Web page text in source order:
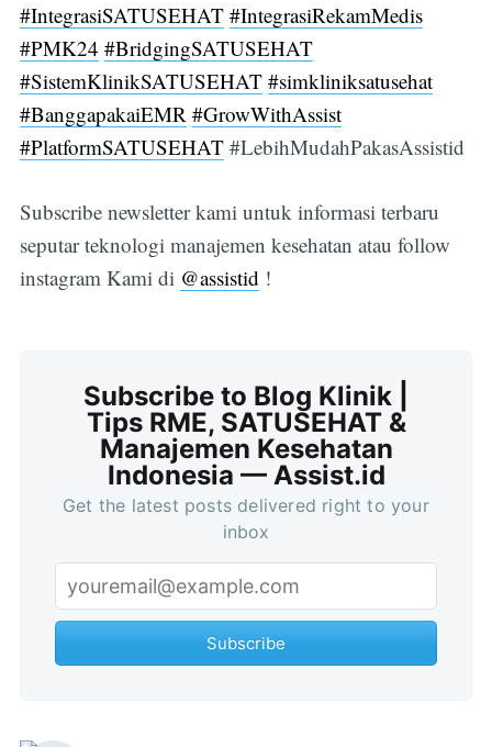
#IntegrasiSATUSEHAT #IntegrasiRekamMedis
#PMK24 #BridgingSATUSEHAT
#SistemKlinikSATUSEHAT #simkliniksatusehat
#BanggapakaiEMR #GrowWithAssist
#PlatformSATUSEHAT#LebihMudahPakasAssistid
Subscribe newsletter kami untuk informasi terbaru
seputar teknologi manajemen kesehatan atau follow
instagram Kami di @assistid !
Subscribe to Blog Klinik |
Tips RME, SATUSEHAT &
Manajemen Kesehatan
Indonesia — Assist.id
Get the latest posts delivered right to your
inbox
Subscribe